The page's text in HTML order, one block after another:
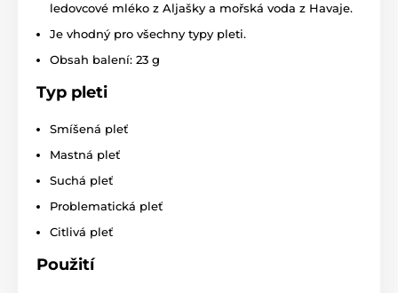
ledovcové mléko z Aljašky a mořská voda z Havaje.
Je vhodný pro všechny typy pleti.
Obsah balení: 23 g
Typ pleti
Smíšená pleť
Mastná pleť
Suchá pleť
Problematická pleť
Citlivá pleť
Použití